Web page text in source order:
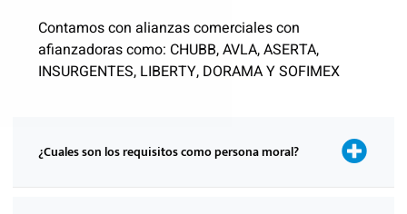
Contamos con alianzas comerciales con
afianzadoras como: CHUBB, AVLA, ASERTA,
INSURGENTES, LIBERTY, DORAMA Y SOFIMEX
¿Cuales son los requisitos como persona moral?